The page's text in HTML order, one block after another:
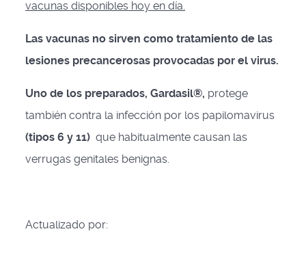
vacunas disponibles hoy en día.
Las vacunas no sirven como tratamiento de las
lesiones precancerosas provocadas por el virus.
Uno de los preparados, Gardasil®, protege
también contra la infección por los papilomavirus
(tipos 6 y 11) que habitualmente causan las
verrugas genitales benignas.
Actualizado por: